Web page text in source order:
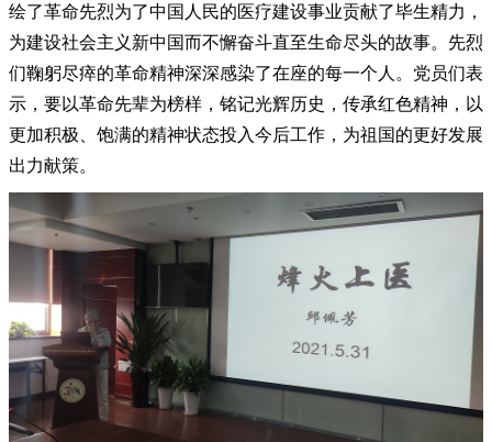
绘了革命先烈为了中国人民的医疗建设事业贡献了毕生精力，
为建设社会主义新中国而不懈奋斗直至生命尽头的故事。先烈
们鞠躬尽瘁的革命精神深深感染了在座的每一个人。党员们表
示，要以革命先辈为榜样，铭记光辉历史，传承红色精神，以
更加积极、饱满的精神状态投入今后工作，为祖国的更好发展
出力献策。